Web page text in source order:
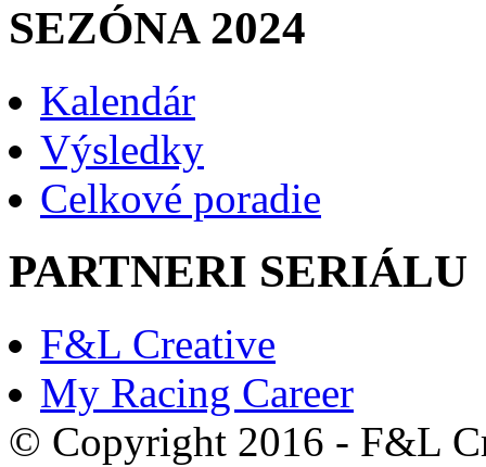
SEZÓNA 2024
Kalendár
Výsledky
Celkové poradie
PARTNERI SERIÁLU
F&L Creative
My Racing Career
© Copyright 2016 - F&L